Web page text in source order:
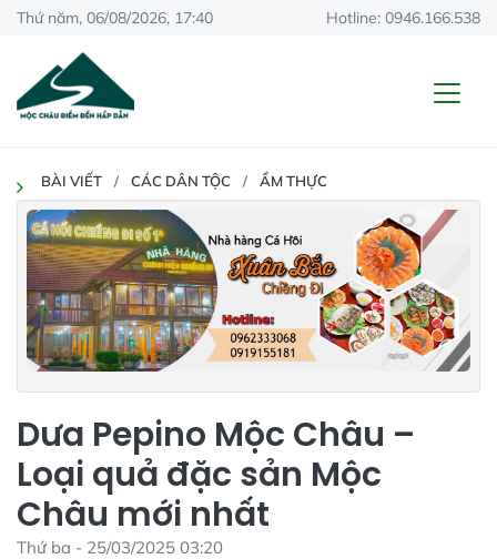
Thứ năm, 06/08/2026, 17:40 Hotline: 0946.166.538
BÀI VIẾT CÁC DÂN TỘC ẨM THỰC
Dưa Pepino Mộc Châu –
Loại quả đặc sản Mộc
Châu mới nhất
Thứ ba - 25/03/2025 03:20